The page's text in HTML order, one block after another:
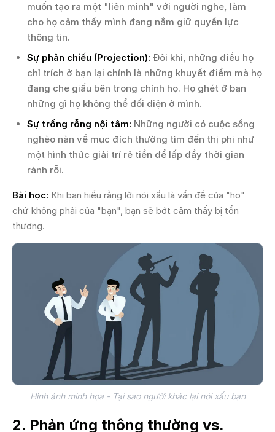
muốn tạo ra một "liên minh" với người nghe, làm
cho họ cảm thấy mình đang nắm giữ quyền lực
thông tin.
Sự phản chiếu (Projection): Đôi khi, những điều họ
chỉ trích ở bạn lại chính là những khuyết điểm mà họ
đang che giấu bên trong chính họ. Họ ghét ở bạn
những gì họ không thể đối diện ở mình.
Sự trống rỗng nội tâm: Những người có cuộc sống
nghèo nàn về mục đích thường tìm đến thị phi như
một hình thức giải trí rẻ tiền để lấp đầy thời gian
rảnh rỗi.
Bài học: Khi bạn hiểu rằng lời nói xấu là vấn đề của "họ"
chứ không phải của "bạn", bạn sẽ bớt cảm thấy bị tổn
thương.
Hình ảnh minh họa - Tại sao người khác lại nói xấu bạn
2. Phản ứng thông thường vs.